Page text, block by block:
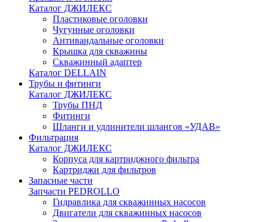
Каталог ДЖИЛЕКС
Пластиковые оголовки
Чугунные оголовки
Антивандальные оголовки
Крышка для скважины
Скважинный адаптер
Каталог DELLAIN
Трубы и фитинги
Каталог ДЖИЛЕКС
Трубы ПНД
Фитинги
Шланги и удлинители шлангов «УДАВ»
Фильтрация
Каталог ДЖИЛЕКС
Корпуса для картриджного фильтра
Картриджи для фильтров
Запасные части
Запчасти PEDROLLO
Гидравлика для скважинных насосов
Двигатели для скважинных насосов